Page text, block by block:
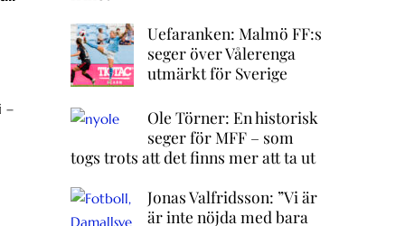
–
Uefaranken: Malmö FF:s
seger över Vålerenga
utmärkt för Sverige
Ole Törner: En historisk
seger för MFF – som
togs trots att det finns mer att ta ut
Jonas Valfridsson: ”Vi är
är inte nöjda med bara